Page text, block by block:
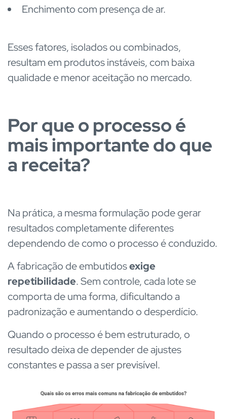
Enchimento com presença de ar.
Esses fatores, isolados ou combinados,
resultam em produtos instáveis, com baixa
qualidade e menor aceitação no mercado.
Por que o processo é
mais importante do que
a receita?
Na prática, a mesma formulação pode gerar
resultados completamente diferentes
dependendo de como o processo é conduzido.
A fabricação de embutidosexige
repetibilidade. Sem controle, cada lote se
comporta de uma forma, dificultando a
padronização e aumentando o desperdício.
Quando o processo é bem estruturado, o
resultado deixa de depender de ajustes
constantes e passa a ser previsível.